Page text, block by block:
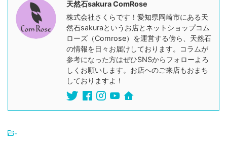
天然石sakura ComRose
株式会社さくらです！愛知県岡崎市にある天
然石sakuraというお店とネットショップコム
ローズ（Comrose）を運営する傍ら、天然石
の情報を日々お届けしております。コラムが
参考になった方はぜひSNSからフォローよろ
しくお願いします。お店へのご来店もおまち
しておりますよ！
-